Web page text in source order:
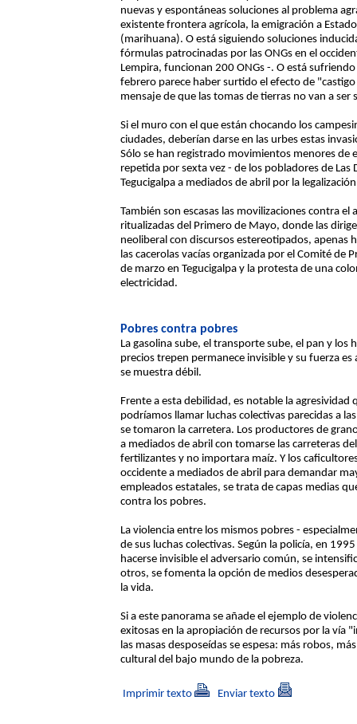
nuevas y espontáneas soluciones al problema
existente frontera agrícola, la emigración a
(marihuana). O está siguiendo soluciones
fórmulas patrocinadas por las ONGs en el
Lempira, funcionan 200 ONGs -. O está
febrero parece haber surtido el efecto de
mensaje de que las tomas de tierras no van a ser
Si el muro con el que están chocando los
ciudades, deberían darse en las urbes estas
Sólo se han registrado movimientos menores de
repetida por sexta vez - de los pobladores de Las
Tegucigalpa a mediados de abril por la
También son escasas las movilizaciones contra
ritualizadas del Primero de Mayo, donde las
neoliberal con discursos estereotipados,
las cacerolas vacías organizada por el Comité de
de marzo en Tegucigalpa y la protesta de una
electricidad.
Pobres contra pobres
La gasolina sube, el transporte sube, el pan y
precios trepen permanece invisible y su fuerza
se muestra débil.
Frente a esta debilidad, es notable la
podríamos llamar luchas colectivas parecidas a
se tomaron la carretera. Los productores de
a mediados de abril con tomarse las carreteras
fertilizantes y no importara maíz. Y los
occidente a mediados de abril para demandar
empleados estatales, se trata de capas medias
contra los pobres.
La violencia entre los mismos pobres -
de sus luchas colectivas. Según la policía, en
hacerse invisible el adversario común, se
otros, se fomenta la opción de medios
la vida.
Si a este panorama se añade el ejemplo de
exitosas en la apropiación de recursos por la vía
las masas desposeídas se espesa: más robos,
cultural del bajo mundo de la pobreza.
Imprimir texto Enviar texto